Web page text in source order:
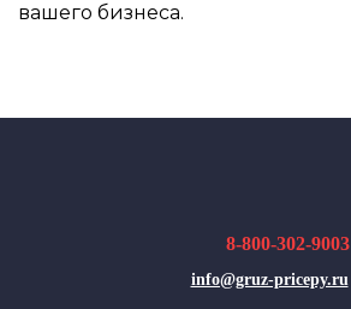
вашего бизнеса.
8-800-302-9003
info@gruz-pricepy.ru